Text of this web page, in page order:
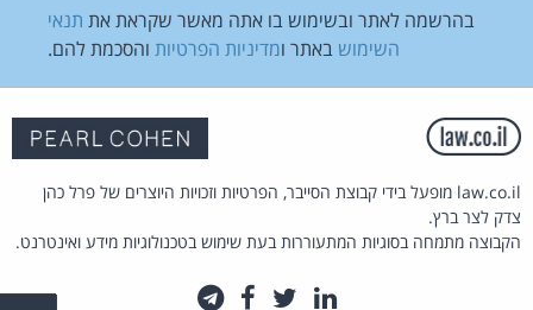
בהרשמה לאתר ובשימוש בו אתה מאשר שקראת את תנאי
השימוש באתר ומדיניות הפרטיות והסכמת להם.
law.co.il מופעל בידי קבוצת הסייבר, הפרטיות וזכויות היוצרים של פרל כהן
צדק לצר ברץ.
הקבוצה מתמחה בסוגיות המתעוררות בעת שימוש בטכנולוגיות מידע ואינטרנט.
לינקדאין
טוויטרפייסבוק